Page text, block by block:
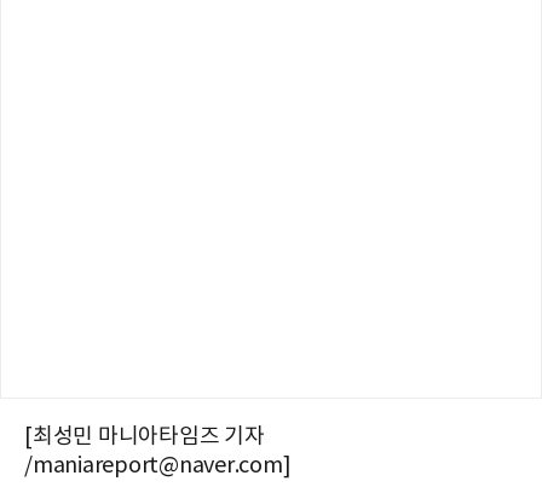
[최성민 마니아타임즈 기자
/maniareport@naver.com]